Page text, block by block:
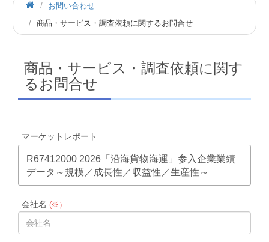
お問い合わせ
商品・サービス・調査依頼に関するお問合せ
商品・サービス・調査依頼に関す
るお問合せ
マーケットレポート
R67412000 2026「沿海貨物海運」参入企業業績
データ～規模／成長性／収益性／生産性～
会社名 (※）